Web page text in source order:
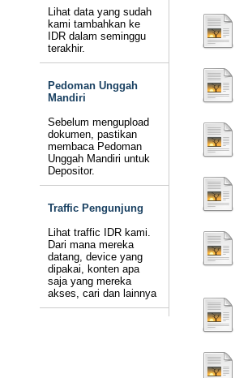
Lihat data yang sudah
kami tambahkan ke
IDR dalam seminggu
terakhir.
Pedoman Unggah
Mandiri
Sebelum mengupload
dokumen, pastikan
membaca Pedoman
Unggah Mandiri untuk
Depositor.
Traffic Pengunjung
Lihat traffic IDR kami.
Dari mana mereka
datang, device yang
dipakai, konten apa
saja yang mereka
akses, cari dan lainnya